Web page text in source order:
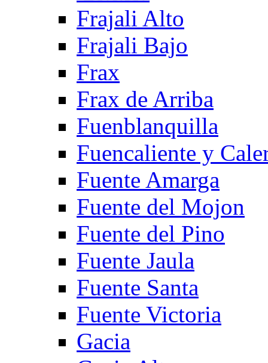
Frajali Alto
Frajali Bajo
Frax
Frax de Arriba
Fuenblanquilla
Fuencaliente y
Fuente Amarga
Fuente del Mojon
Fuente del Pino
Fuente Jaula
Fuente Santa
Fuente Victoria
Gacia